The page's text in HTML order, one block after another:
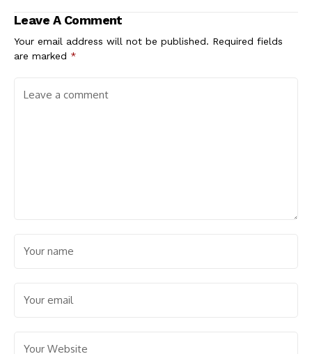
Leave A Comment
Your email address will not be published. Required fields
are marked *